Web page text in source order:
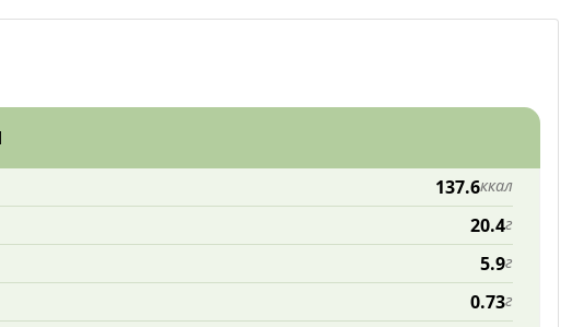
137.6ккал
20.4г
5.9г
0.73г